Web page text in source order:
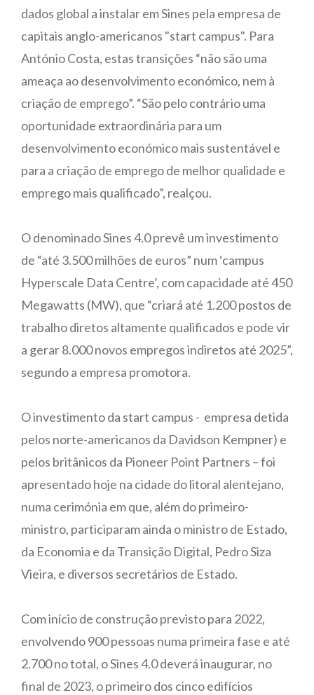
dados global a instalar em Sines pela empresa de
capitais anglo-americanos "start campus". Para
António Costa, estas transições “não são uma
ameaça ao desenvolvimento económico, nem à
criação de emprego”. “São pelo contrário uma
oportunidade extraordinária para um
desenvolvimento económico mais sustentável e
para a criação de emprego de melhor qualidade e
emprego mais qualificado”, realçou.
O denominado Sines 4.0 prevê um investimento
de “até 3.500 milhões de euros” num ‘campus
Hyperscale Data Centre’, com capacidade até 450
Megawatts (MW), que “criará até 1.200 postos de
trabalho diretos altamente qualificados e pode vir
a gerar 8.000 novos empregos indiretos até 2025”,
segundo a empresa promotora.
O investimento da start campus - empresa detida
pelos norte-americanos da Davidson Kempner) e
pelos britânicos da Pioneer Point Partners – foi
apresentado hoje na cidade do litoral alentejano,
numa cerimónia em que, além do primeiro-
ministro, participaram ainda o ministro de Estado,
da Economia e da Transição Digital, Pedro Siza
Vieira, e diversos secretários de Estado.
Com início de construção previsto para 2022,
envolvendo 900 pessoas numa primeira fase e até
2.700 no total, o Sines 4.0 deverá inaugurar, no
final de 2023, o primeiro dos cinco edifícios